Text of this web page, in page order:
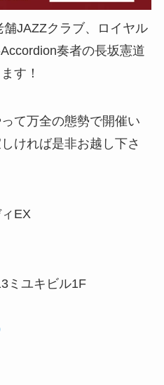
JAZZクラブ、ロイヤル
奏者の長坂憲道
す！
て万全の態勢で開催い
ければ是非お越し下さ
EX
ミユキビル1F